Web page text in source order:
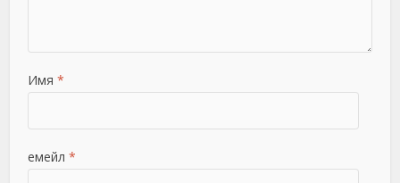
Имя *
емейл *